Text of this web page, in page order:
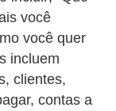
você
você quer
incluem
clientes,
contas a